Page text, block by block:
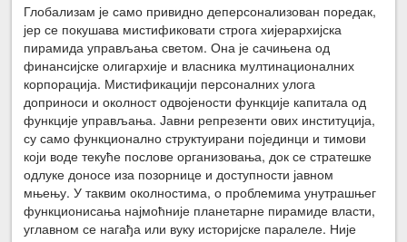
Глобализам је само привидно деперсонализован поредак,
јер се покушава мистификовати строга хијерархијска
пирамида управљања светом. Она је сачињена од
финансијске олигархије и власника мултинационалних
корпорација. Мистификацији персоналних улога
доприноси и околност одвојености функције капитала од
функције управљања. Јавни репрезенти ових институција,
су само функционално структуирани појединци и тимови
који воде текуће послове организовања, док се стратешке
одлуке доносе иза позорнице и доступности јавном
мњењу. У таквим околностима, о проблемима унутрашњег
функционисања најмоћније планетарне пирамиде власти,
углавном се нагађа или вуку историјске паралеле. Није